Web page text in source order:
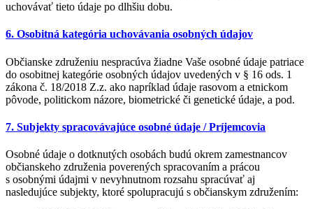
uchovávať tieto údaje po dlhšiu dobu.
6. Osobitná kategória uchovávania osobných údajov
Občianske združeniu nespracúva žiadne Vaše osobné údaje patriace
do osobitnej kategórie osobných údajov uvedených v § 16 ods. 1
zákona č. 18/2018 Z.z. ako napríklad údaje rasovom a etnickom
pôvode, politickom názore, biometrické či genetické údaje, a pod.
7. Subjekty spracovávajúce osobné údaje / Príjemcovia
Osobné údaje o dotknutých osobách budú okrem zamestnancov
občianskeho združenia poverených spracovaním a prácou
s osobnými údajmi v nevyhnutnom rozsahu spracúvať aj
nasledujúce subjekty, ktoré spolupracujú s občianskym združením: